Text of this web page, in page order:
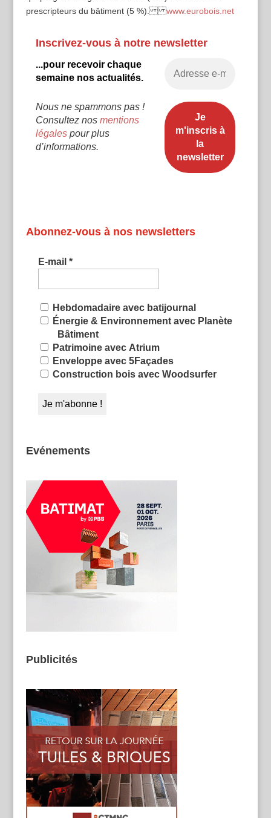
prescripteurs du bâtiment (5 %).www.eurobois.net
Inscrivez-vous à notre newsletter
...pour recevoir chaque
semaine nos actualités.
Nous ne spammons pas !
Consultez nos mentions
légalespour plus
d’informations.
Abonnez-vous à nos newsletters
E-mail *
Hebdomadaire avec batijournal
Énergie & Environnement avec Planète
Bâtiment
Patrimoine avec Atrium
Enveloppe avec 5Façades
Construction bois avec Woodsurfer
Evénements
Publicités